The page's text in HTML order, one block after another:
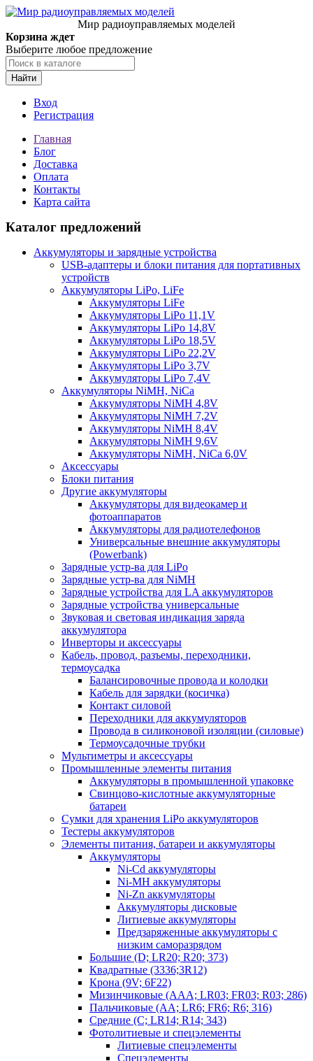
Мир радиоуправляемых моделей
Корзина ждет
Выберите любое предложение
Найти
Вход
Регистрация
Главная
Блог
Доставка
Оплата
Контакты
Карта сайта
Каталог предложений
Аккумуляторы и зарядные устройства
USB-адаптеры и блоки питания для портативных
устройств
Аккумуляторы LiPo, LiFe
Аккумуляторы LiFe
Аккумуляторы LiPo 11,1V
Аккумуляторы LiPo 14,8V
Аккумуляторы LiPo 18,5V
Аккумуляторы LiPo 22,2V
Аккумуляторы LiPo 3,7V
Аккумуляторы LiPo 7,4V
Аккумуляторы NiMH, NiCa
Аккумуляторы NiMH 4,8V
Аккумуляторы NiMH 7,2V
Аккумуляторы NiMH 8,4V
Аккумуляторы NiMH 9,6V
Аккумуляторы NiMH, NiCa 6,0V
Аксессуары
Блоки питания
Другие аккумуляторы
Аккумуляторы для видеокамер и
фотоаппаратов
Аккумуляторы для радиотелефонов
Универсальные внешние аккумуляторы
(Powerbank)
Зарядные устр-ва для LiPo
Зарядные устр-ва для NiMH
Зарядные устройства для LA аккумуляторов
Зарядные устройства универсальные
Звуковая и световая индикация заряда
аккумулятора
Инверторы и аксессуары
Кабель, провод, разъемы, переходники,
термоусадка
Балансировочные провода и колодки
Кабель для зарядки (косичка)
Контакт силовой
Переходники для аккумуляторов
Провода в силиконовой изоляции (силовые)
Термоусадочные трубки
Мультиметры и аксессуары
Промышленные элементы питания
Аккумуляторы в промышленной упаковке
Свинцово-кислотные аккумуляторные
батареи
Сумки для хранения LiPo аккумуляторов
Тестеры аккумуляторов
Элементы питания, батареи и аккумуляторы
Аккумуляторы
Ni-Cd аккумуляторы
Ni-MH аккумуляторы
Ni-Zn аккумуляторы
Аккумуляторы дисковые
Литиевые аккумуляторы
Предзаряженные аккумуляторы с
низким саморазрядом
Большие (D; LR20; R20; 373)
Квадратные (3336;3R12)
Крона (9V; 6F22)
Мизинчиковые (AAA; LR03; FR03; R03; 286)
Пальчиковые (AA; LR6; FR6; R6; 316)
Средние (C; LR14; R14; 343)
Фотолитиевые и спецэлементы
Литиевые спецэлементы
Спецэлементы